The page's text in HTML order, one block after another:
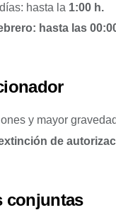
hasta la 1:00 h.
hasta las
y mayor
de
conjuntas